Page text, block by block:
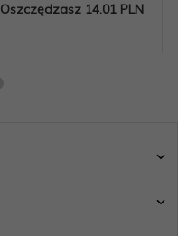
Oszczędzasz 14.01 PLN